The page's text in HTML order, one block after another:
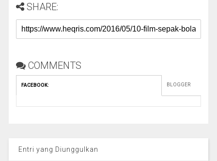
SHARE:
COMMENTS
FACEBOOK: BLOGGER
Entri yang Diunggulkan